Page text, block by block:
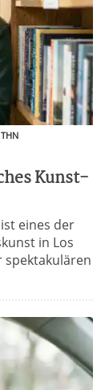
Kunst-
eines der
in Los
spektakulären